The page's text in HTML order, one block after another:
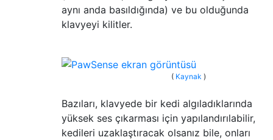
aynı anda basıldığında) ve bu olduğunda
klavyeyi kilitler.
( Kaynak )
Bazıları, klavyede bir kedi algıladıklarında
yüksek ses çıkarması için yapılandırılabilir,
kedileri uzaklaştıracak olsanız bile, onları